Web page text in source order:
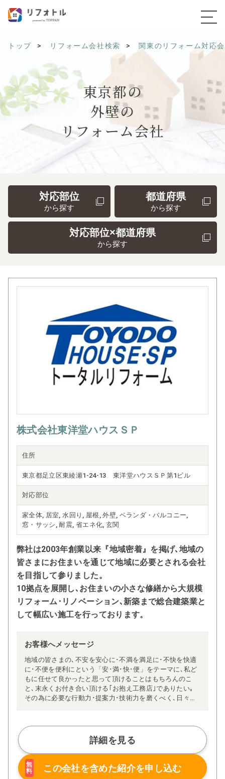
トップ リフォーム会社検索 関東のリフォーム対応
東京都の
外壁の
リフォーム会社
対応部位
から探す
都道府県
から探す
対応部位×都道府県
から探す
株式会社東洋堂ハウスＳＰ
住所
東京都足立区東綾瀬1-24-13 東洋堂ハウスＳＰ第1ビル
対応部位
家全体, 居室, 水回り, 屋根, 外壁, ベランダ・バルコニー,
窓・サッシ, 耐震, 省エネ化, 玄関
弊社は2003年創業以来『地域密着』を掲げ､地域の
皆さまにお住まいを通じて地域に必要とされる会社
を目指して参りました。
10拠点を展開し､お住まいの小さな修繕から大規模
リフォーム･リノベーション､新築まで総合建築業と
して幅広い施工を行っております。
お客様へメッセージ
地域の皆さまの､不安を安心に･不満を満足に･不快を快適
に･不便を便利にという「安･満･快･便」をテーマに､私ど
もに任せて良かったと思って頂けることはもちろんのこ
と､末永くお付き合い頂ける｢お抱え工務店｣でありたい｡
その為に必要な行動力･提案力･技術力を磨くべく､日々精
こが皆さまお悩みになる部分かと思います。安心価格の提
示、施工方法などを明瞭にし、お客様の不安を無くしてご
満足頂けるリフォームを行うことが私どもの使命と思って
おります。
ぜひ、お客様のご希望をお聞かせ下さい。ご連絡をお待ち
しております。
詳細を見る
無
料
この会社を含めた紹介を申し込む